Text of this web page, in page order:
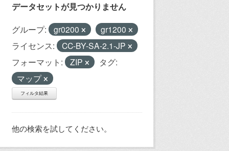
データセットが見つかりません
グループ: gr0200
gr1200
ライセンス:
CC-BY-SA-2.1-JP
フォーマット:
ZIP
タグ:
マップ
フィルタ結果
他の検索を試してください。